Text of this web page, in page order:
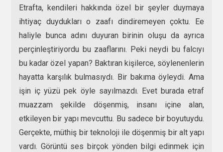
Etrafta, kendileri hakkında özel bir şeyler duymaya
ihtiyaç duydukları o zaafı dindiremeyen çoktu. Ee
haliyle bunca adını duyuran birinin oluşu da ayrıca
perçinleştiriyordu bu zaaflarını. Peki neydi bu falcıyı
bu kadar özel yapan? Baktıran kişilerce, söylenenlerin
hayatta karşılık bulmasıydı. Bir bakıma öyleydi. Ama
işin iç yüzü pek öyle sayılmazdı. Evet burada etraf
muazzam şekilde döşenmiş, insanı içine alan,
etkileyen bir yapı mevcuttu. Bu sadece bir boyutuydu.
Gerçekte, müthiş bir teknoloji ile döşenmiş bir alt yapı
vardı. Görüntü ses birçok yönden bilgi edinmek için